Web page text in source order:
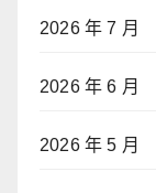
2026 年 7 月
2026 年 6 月
2026 年 5 月